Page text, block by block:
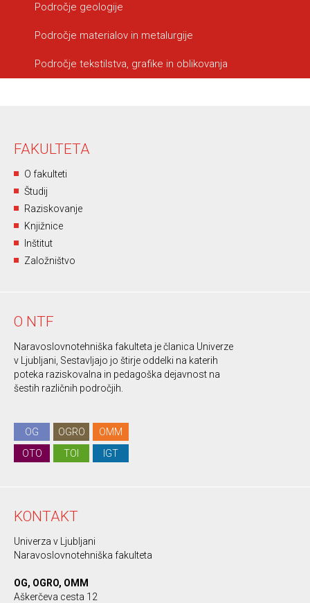
Področje geologije
Področje materialov in metalurgije
Področje tekstilstva, grafike in oblikovanja
FAKULTETA
O fakulteti
Študij
Raziskovanje
Knjižnice
Inštitut
Založništvo
O NTF
Naravoslovnotehniška fakulteta je članica Univerze
v Ljubljani, Sestavljajo jo štirje oddelki na katerih
poteka raziskovalna in pedagoška dejavnost na
šestih različnih področjih.
OG OGRO
OMM
OTO
TOI IGT
KONTAKT
Univerza v Ljubljani
Naravoslovnotehniška fakulteta
OG, OGRO, OMM
Aškerčeva cesta 12